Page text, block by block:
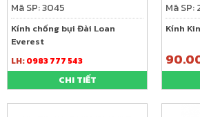
Mã SP: 3045
Kính chống bụi Đài Loan
Everest
LH:0983 777 543
CHI TIẾT
Mã SP:
Kính